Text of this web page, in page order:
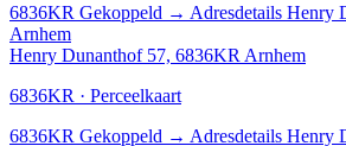
6836KR Gekoppeld → Adresdetails Henry
Arnhem
Henry Dunanthof 57, 6836KR Arnhem
6836KR · Perceelkaart
6836KR Gekoppeld → Adresdetails Henry